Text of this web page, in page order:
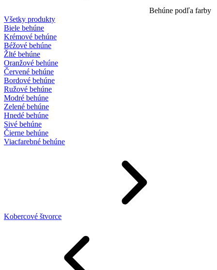
Behúne podľa farby
Všetky produkty
Biele behúne
Krémové behúne
Béžové behúne
Žlté behúne
Oranžové behúne
Červené behúne
Bordové behúne
Ružové behúne
Modré behúne
Zelené behúne
Hnedé behúne
Sivé behúne
Čierne behúne
Viacfarebné behúne
Kobercové štvorce